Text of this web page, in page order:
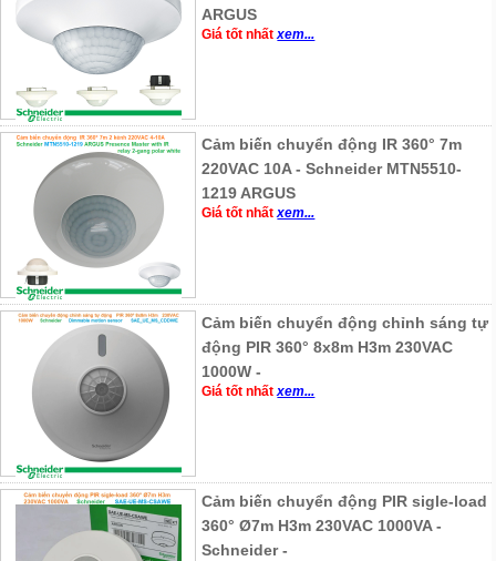
ARGUS
Giá tốt nhấtxem...
Cảm biến chuyển động IR 360° 7m
220VAC 10A - Schneider MTN5510-
1219 ARGUS
Giá tốt nhấtxem...
Cảm biến chuyển động chỉnh sáng tự
động PIR 360° 8x8m H3m 230VAC
1000W -
Giá tốt nhấtxem...
Cảm biến chuyển động PIR sigle-load
360° Ø7m H3m 230VAC 1000VA -
Schneider -